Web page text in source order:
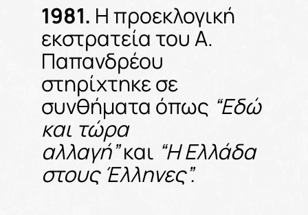
1981. Η προεκλογική
εκστρατεία του Α.
Παπανδρέου
στηρίχτηκε σε
συνθήματα όπως “Εδώ
και τώρα
αλλαγή”και “Η Ελλάδα
στους Έλληνες”.